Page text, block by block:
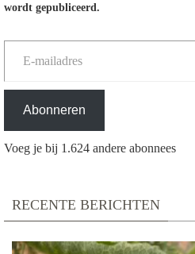
wordt gepubliceerd.
E-mailadres
Abonneren
Voeg je bij 1.624 andere abonnees
RECENTE BERICHTEN